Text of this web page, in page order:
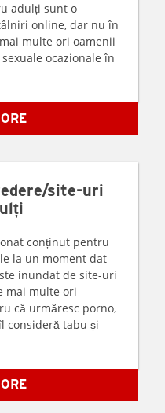
adulți sunt o
online, dar nu în
multe ori oamenii
ocazionale în
site-uri
conținut pentru
la un moment dat
inundat de site-uri
mai multe ori
că urmăresc porno,
consideră tabu și